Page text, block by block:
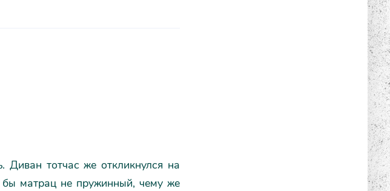
Диван тотчас же откликнулся на
матрац не пружинный, чему же